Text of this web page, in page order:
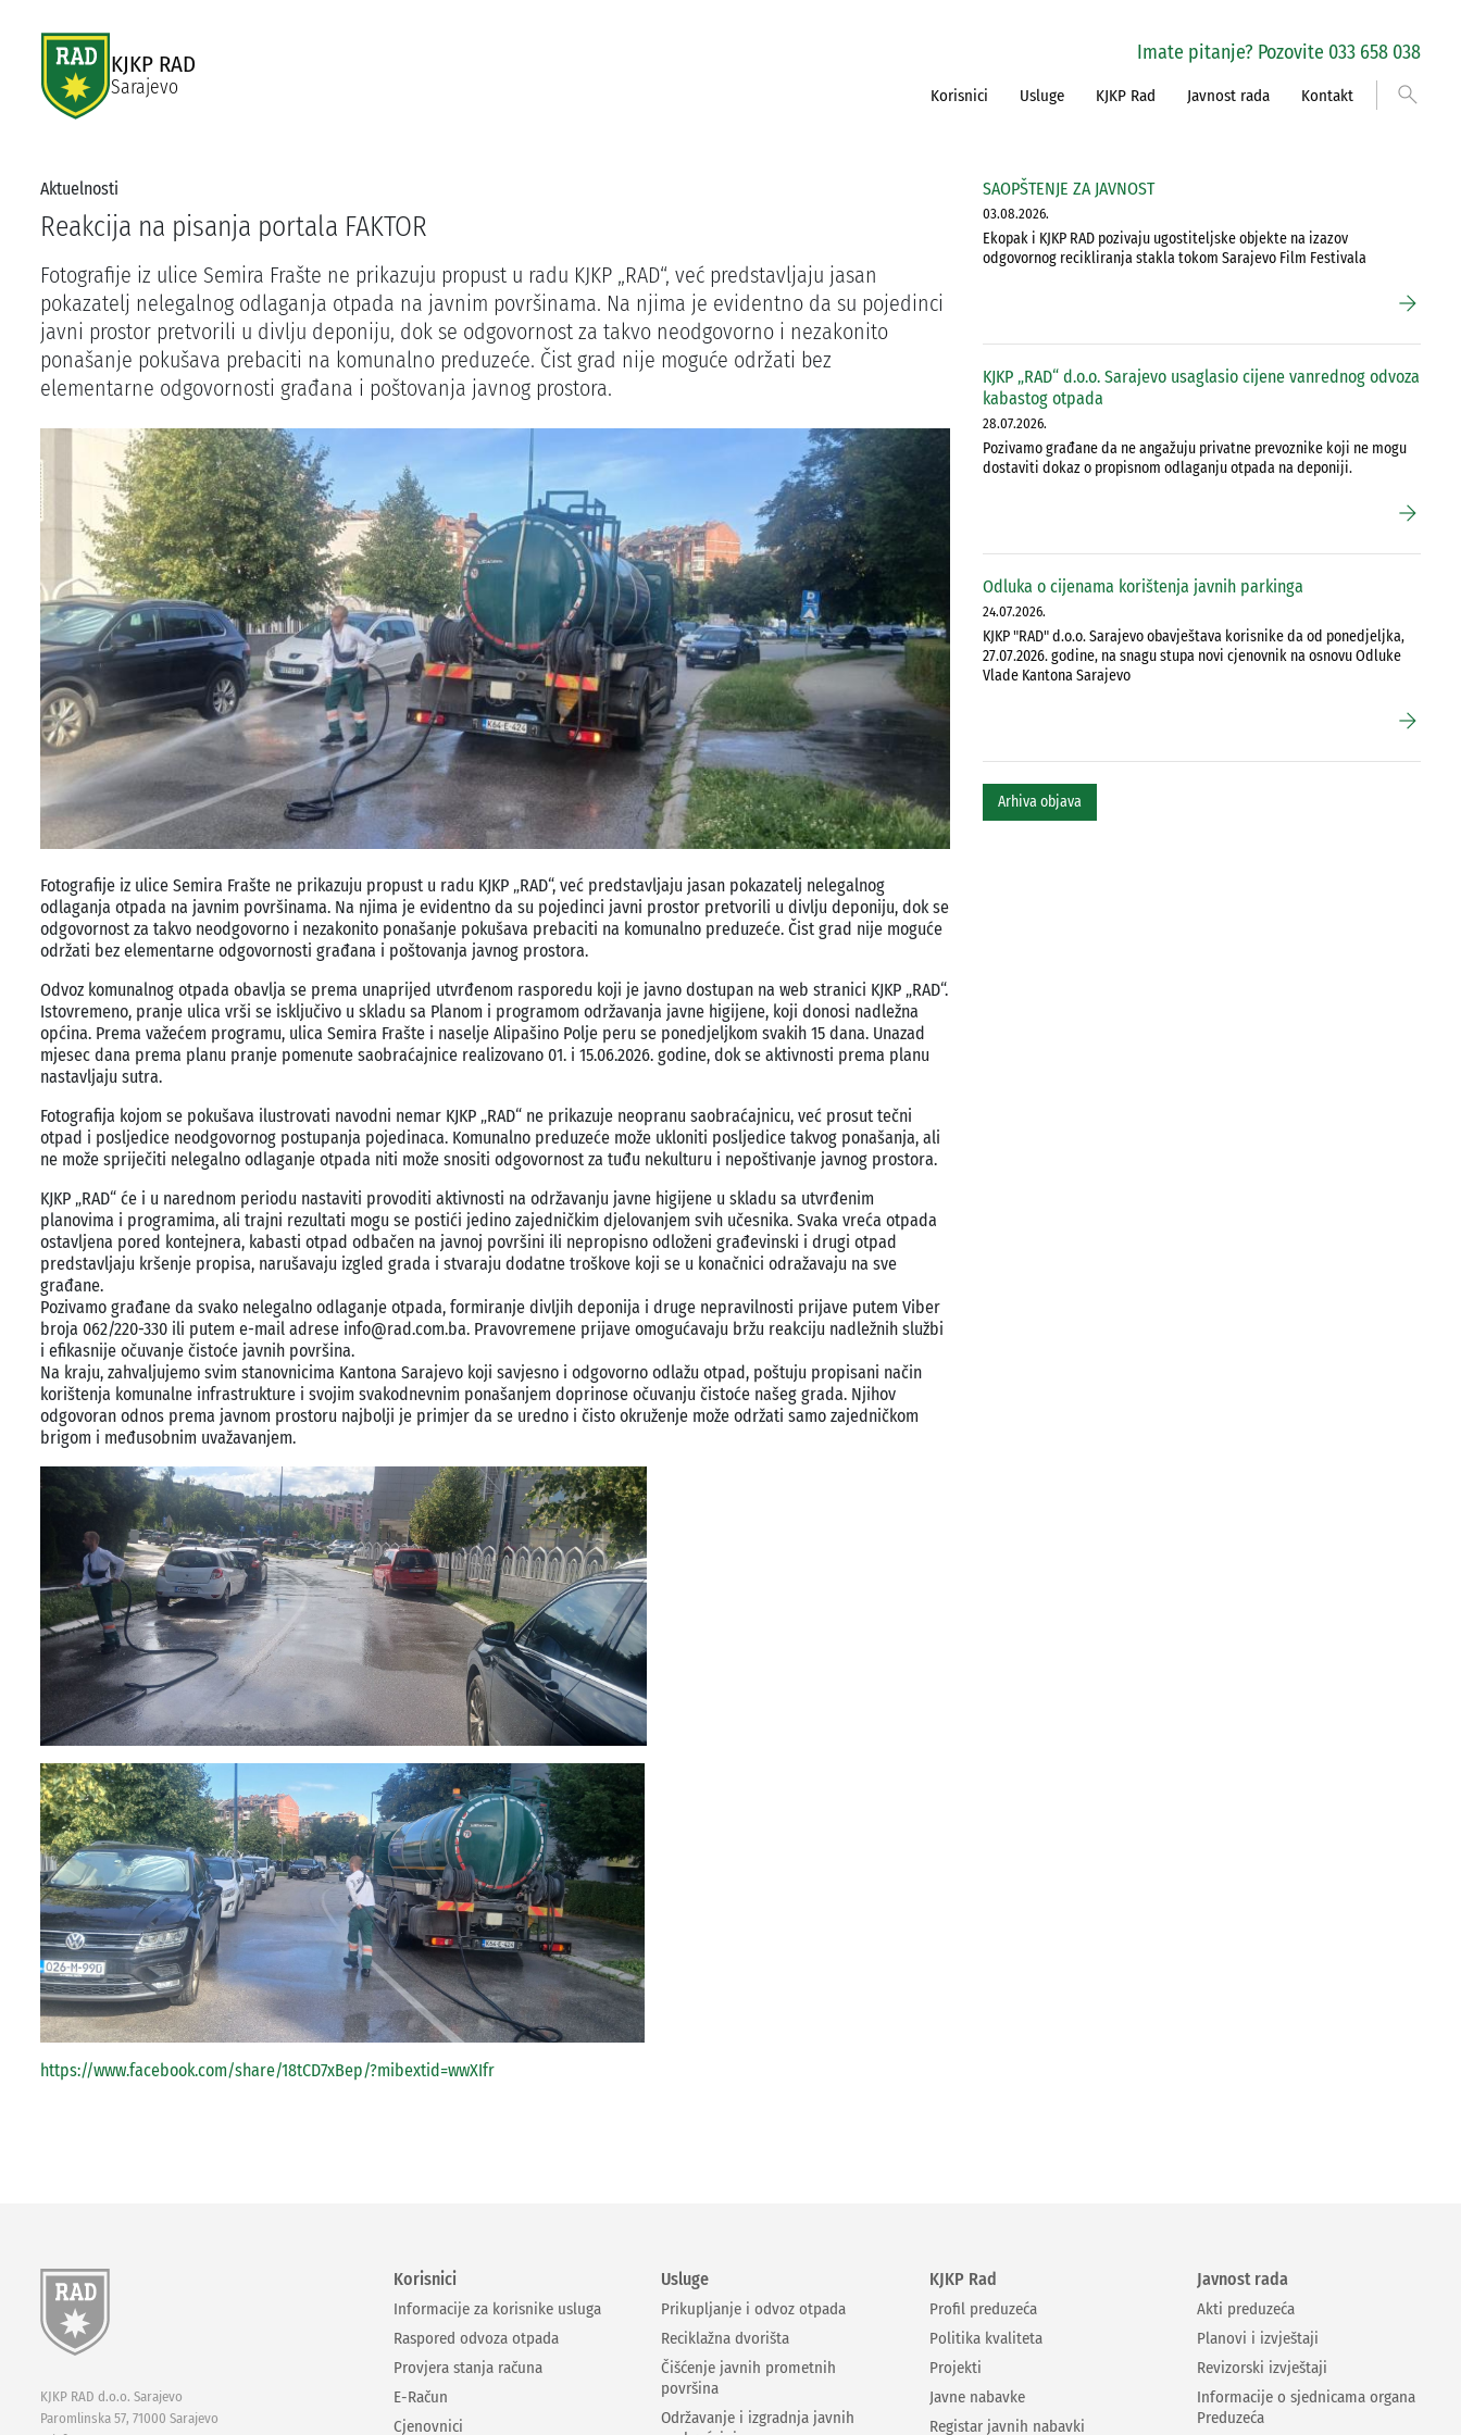
KJKP RAD
Sarajevo
Imate pitanje? Pozovite 033 658 038
Korisnici Usluge KJKP Rad Javnost rada Kontakt search
Aktuelnosti
Reakcija na pisanja portala FAKTOR
Fotografije iz ulice Semira Frašte ne prikazuju propust u radu KJKP „RAD“, već predstavljaju jasan
pokazatelj nelegalnog odlaganja otpada na javnim površinama. Na njima je evidentno da su pojedinci
javni prostor pretvorili u divlju deponiju, dok se odgovornost za takvo neodgovorno i nezakonito
ponašanje pokušava prebaciti na komunalno preduzeće. Čist grad nije moguće održati bez
elementarne odgovornosti građana i poštovanja javnog prostora.
Fotografije iz ulice Semira Frašte ne prikazuju propust u radu KJKP „RAD“, već predstavljaju jasan pokazatelj nelegalnog
odlaganja otpada na javnim površinama. Na njima je evidentno da su pojedinci javni prostor pretvorili u divlju deponiju, dok se
odgovornost za takvo neodgovorno i nezakonito ponašanje pokušava prebaciti na komunalno preduzeće. Čist grad nije moguće
održati bez elementarne odgovornosti građana i poštovanja javnog prostora.
Odvoz komunalnog otpada obavlja se prema unaprijed utvrđenom rasporedu koji je javno dostupan na web stranici KJKP „RAD“.
Istovremeno, pranje ulica vrši se isključivo u skladu sa Planom i programom održavanja javne higijene, koji donosi nadležna
općina. Prema važećem programu, ulica Semira Frašte i naselje Alipašino Polje peru se ponedjeljkom svakih 15 dana. Unazad
mjesec dana prema planu pranje pomenute saobraćajnice realizovano 01. i 15.06.2026. godine, dok se aktivnosti prema planu
nastavljaju sutra.
Fotografija kojom se pokušava ilustrovati navodni nemar KJKP „RAD“ ne prikazuje neopranu saobraćajnicu, već prosut tečni
otpad i posljedice neodgovornog postupanja pojedinaca. Komunalno preduzeće može ukloniti posljedice takvog ponašanja, ali
ne može spriječiti nelegalno odlaganje otpada niti može snositi odgovornost za tuđu nekulturu i nepoštivanje javnog prostora.
KJKP „RAD“ će i u narednom periodu nastaviti provoditi aktivnosti na održavanju javne higijene u skladu sa utvrđenim
planovima i programima, ali trajni rezultati mogu se postići jedino zajedničkim djelovanjem svih učesnika. Svaka vreća otpada
ostavljena pored kontejnera, kabasti otpad odbačen na javnoj površini ili nepropisno odloženi građevinski i drugi otpad
predstavljaju kršenje propisa, narušavaju izgled grada i stvaraju dodatne troškove koji se u konačnici odražavaju na sve
građane.
Pozivamo građane da svako nelegalno odlaganje otpada, formiranje divljih deponija i druge nepravilnosti prijave putem Viber
broja 062/220-330 ili putem e-mail adrese info@rad.com.ba. Pravovremene prijave omogućavaju bržu reakciju nadležnih službi
i efikasnije očuvanje čistoće javnih površina.
Na kraju, zahvaljujemo svim stanovnicima Kantona Sarajevo koji savjesno i odgovorno odlažu otpad, poštuju propisani način
korištenja komunalne infrastrukture i svojim svakodnevnim ponašanjem doprinose očuvanju čistoće našeg grada. Njihov
odgovoran odnos prema javnom prostoru najbolji je primjer da se uredno i čisto okruženje može održati samo zajedničkom
brigom i međusobnim uvažavanjem.
https://www.facebook.com/share/18tCD7xBep/?mibextid=wwXIfr
SAOPŠTENJE ZA JAVNOST
03.08.2026.
Ekopak i KJKP RAD pozivaju ugostiteljske objekte na izazov
odgovornog recikliranja stakla tokom Sarajevo Film Festivala
arrow_forward
KJKP „RAD“ d.o.o. Sarajevo usaglasio cijene vanrednog odvoza
kabastog otpada
28.07.2026.
Pozivamo građane da ne angažuju privatne prevoznike koji ne mogu
dostaviti dokaz o propisnom odlaganju otpada na deponiji.
arrow_forward
Odluka o cijenama korištenja javnih parkinga
24.07.2026.
KJKP "RAD" d.o.o. Sarajevo obavještava korisnike da od ponedjeljka,
27.07.2026. godine, na snagu stupa novi cjenovnik na osnovu Odluke
Vlade Kantona Sarajevo
arrow_forward
Arhiva objava
KJKP RAD d.o.o. Sarajevo
Paromlinska 57, 71000 Sarajevo
Korisnici
Informacije za korisnike usluga
Raspored odvoza otpada
Provjera stanja računa
E-Račun
Cjenovnici
Usluge
Prikupljanje i odvoz otpada
Reciklažna dvorišta
Čišćenje javnih prometnih
površina
Održavanje i izgradnja javnih
KJKP Rad
Profil preduzeća
Politika kvaliteta
Projekti
Javne nabavke
Registar javnih nabavki
Javnost rada
Akti preduzeća
Planovi i izvještaji
Revizorski izvještaji
Informacije o sjednicama organa
Preduzeća